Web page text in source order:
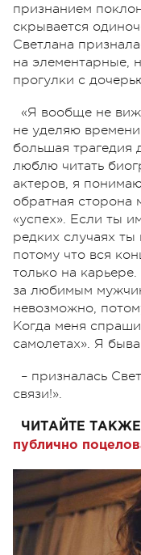
признанием
скрывается
Светлана
на элементарные,
прогулки с
«Я вообще не
не уделяю
большая трагедия
люблю читать
актеров, я
обратная сторона
«успех». Если ты
редких случаях
потому что вся
только на
за любимым
невозможно,
Когда меня
самолетах». Я
– призналась
связи!».
ЧИТАЙТЕ
публично